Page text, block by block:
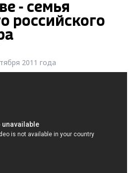
- семья
российского
2011 года